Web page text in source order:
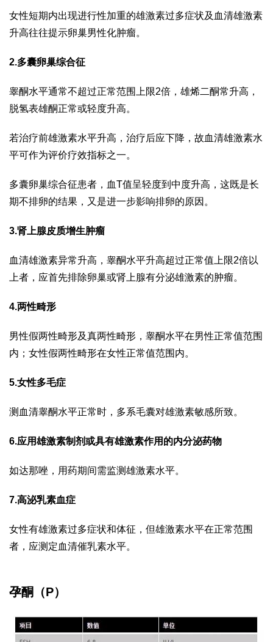
女性短期内出现进行性加重的雄激素过多症状及血清雄激素
升高往往提示卵巢男性化肿瘤。
2.多囊卵巢综合征
睾酮水平通常不超过正常范围上限2倍，雄烯二酮常升高，
脱氢表雄酮正常或轻度升高。
若治疗前雄激素水平升高，治疗后应下降，故血清雄激素水
平可作为评价疗效指标之一。
多囊卵巢综合征患者，血T值呈轻度到中度升高，这既是长
期不排卵的结果，又是进一步影响排卵的原因。
3.肾上腺皮质增生肿瘤
血清雄激素异常升高，睾酮水平升高超过正常值上限2倍以
上者，应首先排除卵巢或肾上腺有分泌雄激素的肿瘤。
4.两性畸形
男性假两性畸形及真两性畸形，睾酮水平在男性正常值范围
内；女性假两性畸形在女性正常值范围内。
5.女性多毛症
测血清睾酮水平正常时，多系毛囊对雄激素敏感所致。
6.应用雄激素制剂或具有雄激素作用的内分泌药物
如达那唑，用药期间需监测雄激素水平。
7.高泌乳素血症
女性有雄激素过多症状和体征，但雄激素水平在正常范围
者，应测定血清催乳素水平。
孕酮（P）